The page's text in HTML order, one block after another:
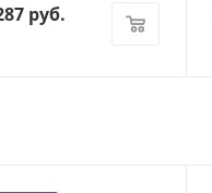
руб.